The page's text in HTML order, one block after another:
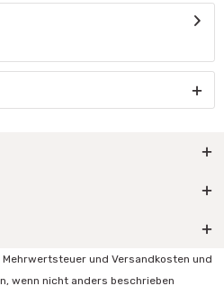
und Versandkosten und
wenn nicht anders beschrieben